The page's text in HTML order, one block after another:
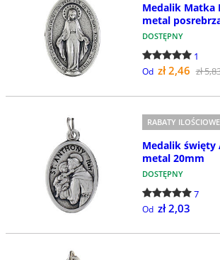
Medalik Matka
metal
DOSTĘPNY
1
Od zł 2,46 zł
RABATY ILOŚCIOWE
Medalik
metal 20mm
DOSTĘPNY
7
Od zł 2,03